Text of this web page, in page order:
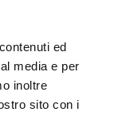
ed
media e per
inoltre
sito con i